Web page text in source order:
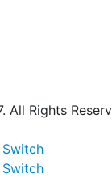
All Rights